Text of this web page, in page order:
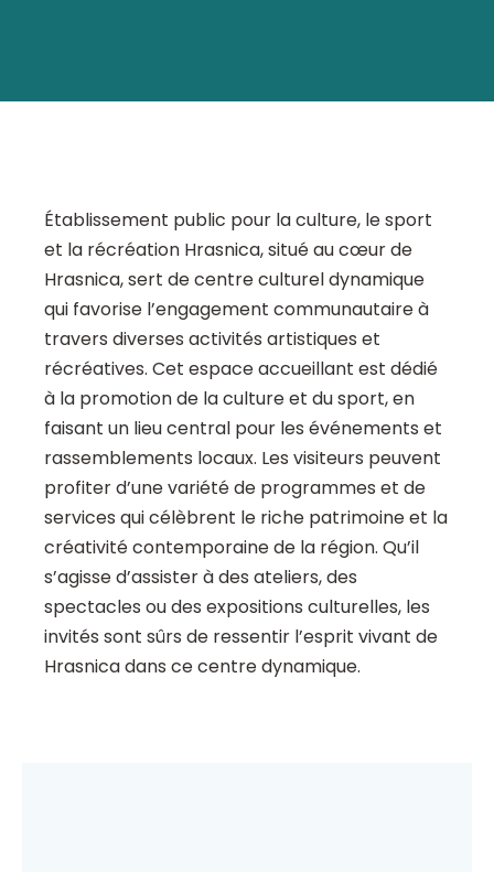
Établissement public pour la culture, le sport
et la récréation Hrasnica, situé au cœur de
Hrasnica, sert de centre culturel dynamique
qui favorise l’engagement communautaire à
travers diverses activités artistiques et
récréatives. Cet espace accueillant est dédié
à la promotion de la culture et du sport, en
faisant un lieu central pour les événements et
rassemblements locaux. Les visiteurs peuvent
profiter d’une variété de programmes et de
services qui célèbrent le riche patrimoine et la
créativité contemporaine de la région. Qu’il
s’agisse d’assister à des ateliers, des
spectacles ou des expositions culturelles, les
invités sont sûrs de ressentir l’esprit vivant de
Hrasnica dans ce centre dynamique.